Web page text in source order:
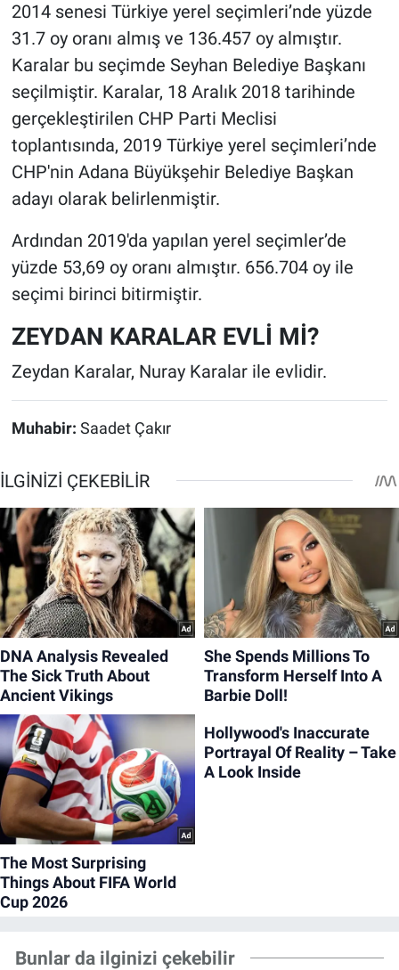
2014 senesi Türkiye yerel seçimleri’nde yüzde
31.7 oy oranı almış ve 136.457 oy almıştır.
Karalar bu seçimde Seyhan Belediye Başkanı
seçilmiştir. Karalar, 18 Aralık 2018 tarihinde
gerçekleştirilen CHP Parti Meclisi
toplantısında, 2019 Türkiye yerel seçimleri’nde
CHP'nin Adana Büyükşehir Belediye Başkan
adayı olarak belirlenmiştir.
Ardından 2019'da yapılan yerel seçimler’de
yüzde 53,69 oy oranı almıştır. 656.704 oy ile
seçimi birinci bitirmiştir.
ZEYDAN KARALAR EVLİ Mİ?
Zeydan Karalar, Nuray Karalar ile evlidir.
Muhabir: Saadet Çakır
Bunlar da ilginizi çekebilir